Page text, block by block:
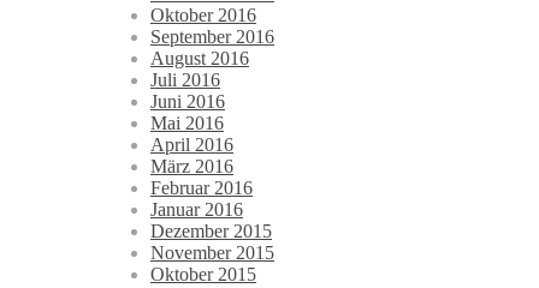
Oktober 2016
September 2016
August 2016
Juli 2016
Juni 2016
Mai 2016
April 2016
März 2016
Februar 2016
Januar 2016
Dezember 2015
November 2015
Oktober 2015